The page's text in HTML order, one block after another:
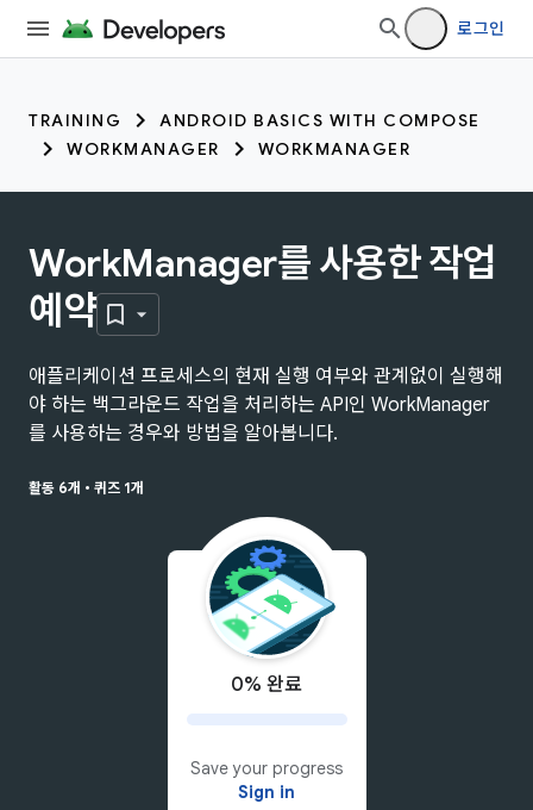
로그인
TRAINING
ANDROID BASICS WITH COMPOSE
WORKMANAGER
WORKMANAGER
WorkManager를 사용한 작업
예약
애플리케이션 프로세스의 현재 실행 여부와 관계없이 실행해
야 하는 백그라운드 작업을 처리하는 API인 WorkManager
를 사용하는 경우와 방법을 알아봅니다.
활동 6개 • 퀴즈 1개
0% 완료
Save your progress
Sign in